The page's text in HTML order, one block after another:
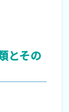
とその